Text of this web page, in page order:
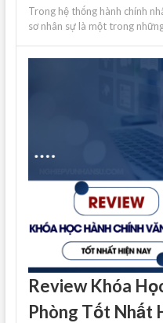
Trong hệ thống hành chính
sơ nhân sự là một trong
Review Khóa
Phòng Tốt Nhất